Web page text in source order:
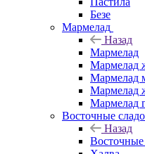
Безе
Мармелад
Назад
Мармелад
Мармелад
Мармелад
Мармелад
Мармелад
Восточные
Назад
Восточные